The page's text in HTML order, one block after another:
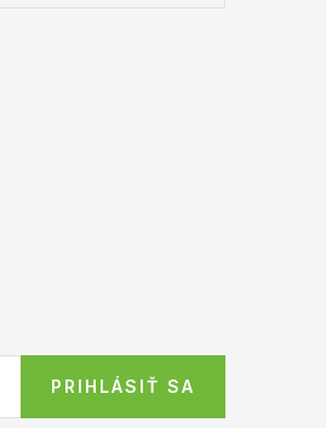
PRIHLÁSIŤ SA